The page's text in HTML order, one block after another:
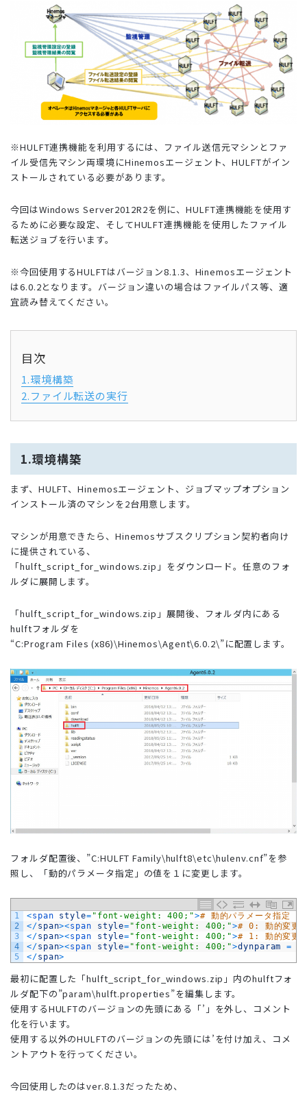
※HULFT連携機能を利用するには、ファイル送信元マシンとファ
イル受信先マシン両環境にHinemosエージェント、HULFTがイン
ストールされている必要があります。
今回はWindows Server2012R2を例に、HULFT連携機能を使用す
るために必要な設定、そしてHULFT連携機能を使用したファイル
転送ジョブを行います。
※今回使用するHULFTはバージョン8.1.3、Hinemosエージェント
は6.0.2となります。バージョン違いの場合はファイルパス等、適
宜読み替えてください。
目次
1.環境構築
2.ファイル転送の実行
1.環境構築
まず、HULFT、Hinemosエージェント、ジョブマップオプション
インストール済のマシンを2台用意します。
マシンが用意できたら、Hinemosサブスクリプション契約者向け
に提供されている、
「hulft_script_for_windows.zip」をダウンロード。任意のフォ
ルダに展開します。
「hulft_script_for_windows.zip」展開後、フォルダ内にある
hulftフォルダを
“C:Program Files (x86)\Hinemos\Agent\6.0.2\”に配置します。
フォルダ配置後、”C:HULFT Family\hulft8\etc\hulenv.cnf”を参
照し、「動的パラメータ指定」の値を１に変更します。
1
2
3
4
5
<span style= "font-weight: 400;"># 動的パラメータ指定
</span><span style= "font-weight: 400;"># 0: 動的変更
</span><span style= "font-weight: 400;"># 1: 動的変更
</span><span style= "font-weight: 400;">dynparam =
</span>
最初に配置した「hulft_script_for_windows.zip」内のhulftフォ
ルダ配下の”param\hulft.properties”を編集します。
使用するHULFTのバージョンの先頭にある「’」を外し、コメント
化を行います。
使用する以外のHULFTのバージョンの先頭には’を付け加え、コメ
ントアウトを行ってください。
今回使用したのはver.8.1.3だったため、